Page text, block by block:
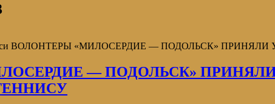
ВОЛОНТЕРЫ «МИЛОСЕРДИЕ — ПОДОЛЬСК»
— ПОДОЛЬСК»